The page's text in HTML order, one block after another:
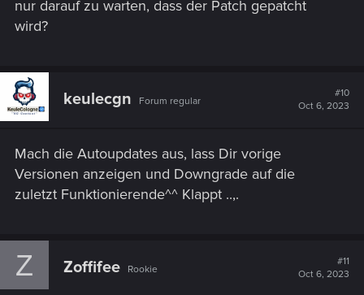
nur darauf zu warten, dass der Patch gepatcht
wird?
keulecgn Forum regular
#10
Oct 6, 2023
Mach die Autoupdates aus, lass Dir vorige
Versionen anzeigen und Downgrade auf die
zuletzt Funktionierende^^ Klappt ..,.
Z Zoffifee Rookie
#11
Oct 6, 2023